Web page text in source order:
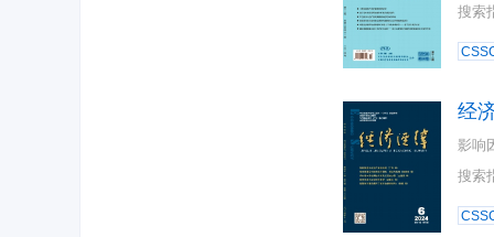
搜索
经
影响
搜索